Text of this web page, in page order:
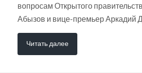
вопросам Открытого
Абызов и вице-премьер Аркадий
Читать далее